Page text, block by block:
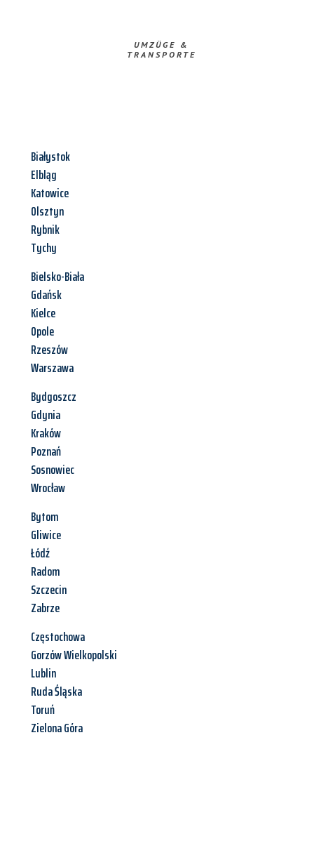
UMZÜGE &
TRANSPORTE
Białystok
Elbląg
Katowice
Olsztyn
Rybnik
Tychy
Bielsko-Biała
Gdańsk
Kielce
Opole
Rzeszów
Warszawa
Bydgoszcz
Gdynia
Kraków
Poznań
Sosnowiec
Wrocław
Bytom
Gliwice
Łódź
Radom
Szczecin
Zabrze
Częstochowa
Gorzów Wielkopolski
Lublin
Ruda Śląska
Toruń
Zielona Góra